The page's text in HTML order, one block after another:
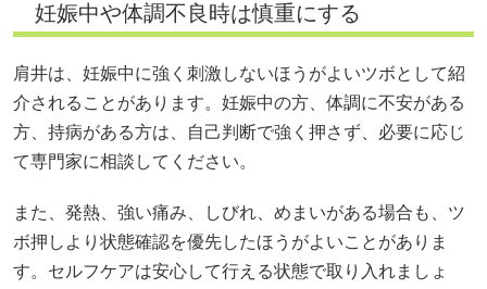
妊娠中や体調不良時は慎重にする
肩井は、妊娠中に強く刺激しないほうがよいツボとして紹
介されることがあります。妊娠中の方、体調に不安がある
方、持病がある方は、自己判断で強く押さず、必要に応じ
て専門家に相談してください。
また、発熱、強い痛み、しびれ、めまいがある場合も、ツ
ボ押しより状態確認を優先したほうがよいことがありま
す。セルフケアは安心して行える状態で取り入れましょ